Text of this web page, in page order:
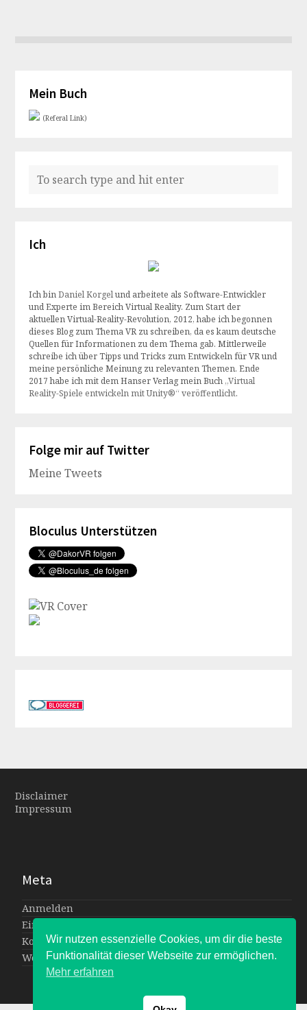
Mein Buch
(Referal Link)
Ich
Ich binDaniel Korgelund arbeitete als Software-Entwickler
und Experte im Bereich Virtual Reality. Zum Start der
aktuellen Virtual-Reality-Revolution, 2012, habe ich begonnen
dieses Blog zum Thema VR zu schreiben, da es kaum deutsche
Quellen für Informationen zu dem Thema gab. Mittlerweile
schreibe ich über Tipps und Tricks zum Entwickeln für VR und
meine persönliche Meinung zu relevanten Themen. Ende
2017 habe ich mit dem Hanser Verlag mein Buch „Virtual
Reality-Spiele entwickeln mit Unity®“ veröffentlicht.
Folge mir auf Twitter
Meine Tweets
Bloculus Unterstützen
Disclaimer
Impressum
Meta
Anmelden
Eintrags-Feed
Kommentar-Feed
WordPress.org
Wir nutzen essenzielle Cookies, um dir die beste
Funktionalität dieser Webseite zur ermöglichen.
Mehr erfahren